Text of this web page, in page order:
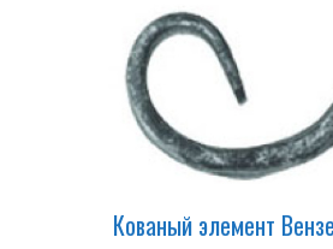
Кованый элемент